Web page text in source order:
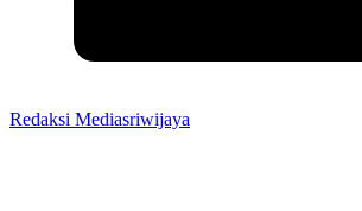
Redaksi Mediasriwijaya